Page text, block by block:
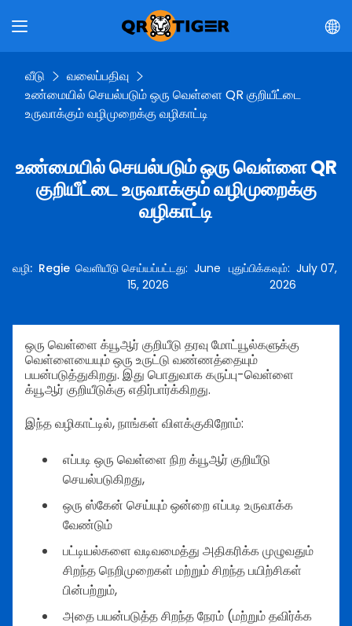
வீடு
வலைப்பதிவு
உண்மையில் செயல்படும் ஒரு வெள்ளை QR குறியீட்டை
உருவாக்கும் வழிமுறைக்கு வழிகாட்டி
உண்மையில் செயல்படும் ஒரு வெள்ளை QR
குறியீட்டை உருவாக்கும் வழிமுறைக்கு
வழிகாட்டி
வழி: Regie வெளியீடு செய்யப்பட்டது: June
15, 2026
புதுப்பிக்கவும்: July 07,
2026
ஒரு வெள்ளை க்யூஆர் குறியீடு தரவு மோட்யூல்களுக்கு
வெள்ளையையும் ஒரு உருட்டு வண்ணத்தையும்
பயன்படுத்துகிறது. இது பொதுவாக கருப்பு-வெள்ளை
க்யூஆர் குறியீடுக்கு எதிர்பார்க்கிறது.
இந்த வழிகாட்டில், நாங்கள் விளக்குகிறோம்:
எப்படி ஒரு வெள்ளை நிற க்யூஆர் குறியீடு
செயல்படுகிறது,
ஒரு ஸ்கேன் செய்யும் ஒன்றை எப்படி உருவாக்க
வேண்டும்
பட்டியல்களை வடிவமைத்து அதிகரிக்க முழுவதும்
சிறந்த நெறிமுறைகள் மற்றும் சிறந்த பயிற்சிகள்
பின்பற்றும்,
அதை பயன்படுத்த சிறந்த நேரம் (மற்றும் தவிர்க்க